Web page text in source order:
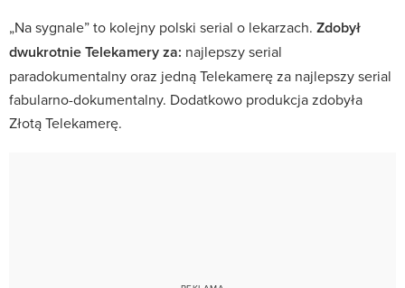
„Na sygnale” to kolejny polski serial o lekarzach. Zdobył
dwukrotnie Telekamery za: najlepszy serial
paradokumentalny oraz jedną Telekamerę za najlepszy serial
fabularno-dokumentalny. Dodatkowo produkcja zdobyła
Złotą Telekamerę.